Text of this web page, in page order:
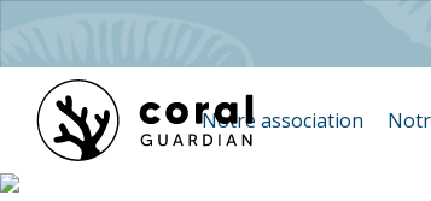
Notre association